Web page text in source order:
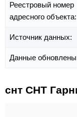
Реестровый номер
адресного объекта:
Источник данных:
Данные
снт СНТ